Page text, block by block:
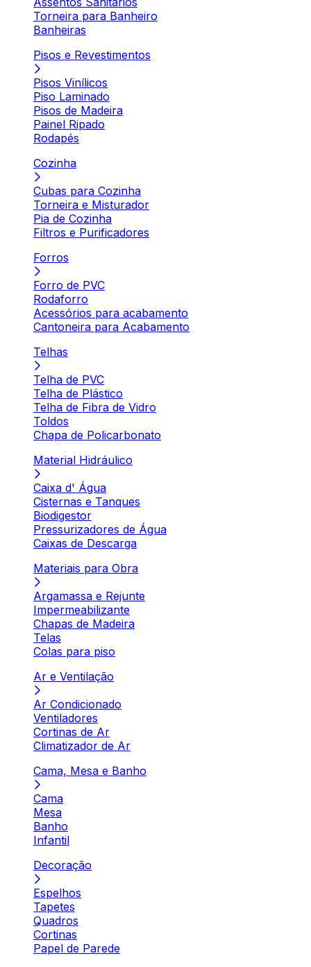
Torneira para Banheiro
Banheiras
Pisos e Revestimentos
Pisos Vinílicos
Piso Laminado
Pisos de Madeira
Painel Ripado
Rodapés
Cozinha
Cubas para Cozinha
Torneira e Misturador
Pia de Cozinha
Filtros e Purificadores
Forros
Forro de PVC
Rodaforro
Acessórios para acabamento
Cantoneira para Acabamento
Telhas
Telha de PVC
Telha de Plástico
Telha de Fibra de Vidro
Toldos
Chapa de Policarbonato
Material Hidráulico
Caixa d' Água
Cisternas e Tanques
Biodigestor
Pressurizadores de Água
Caixas de Descarga
Materiais para Obra
Argamassa e Rejunte
Impermeabilizante
Chapas de Madeira
Telas
Colas para piso
Ar e Ventilação
Ar Condicionado
Ventiladores
Cortinas de Ar
Climatizador de Ar
Cama, Mesa e Banho
Cama
Mesa
Banho
Infantil
Decoração
Espelhos
Tapetes
Quadros
Cortinas
Papel de Parede